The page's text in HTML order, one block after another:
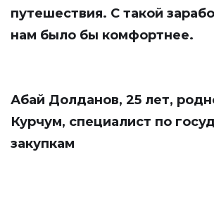
путешествия. С такой
нам было бы комфортнее.
Абай Долданов, 25 лет,
Курчум, специалист по
закупкам